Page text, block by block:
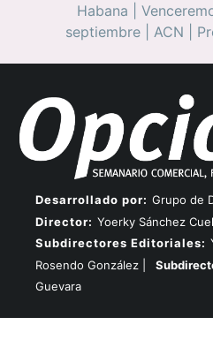
Habana
septiembre| ACN
Desarrollado por: Grupo de
Director: Yoerky Sánchez
Subdirectores Editoriales:
Rosendo González |
Guevara